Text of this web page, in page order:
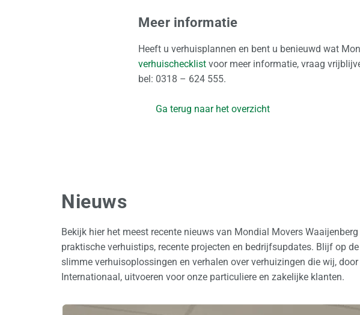
Meer informatie
Heeft u verhuisplannen en bent u benieuwd wat
verhuischecklist voor meer informatie, vraag
bel: 0318 – 624 555.
Ga terug naar het overzicht
Nieuws
Bekijk hier het meest recente nieuws van Mondial Movers Waaijenberg
praktische verhuistips, recente projecten en bedrijfsupdates. Blijf op
slimme verhuisoplossingen en verhalen over verhuizingen die wij, door
Internationaal, uitvoeren voor onze particuliere en zakelijke klanten.